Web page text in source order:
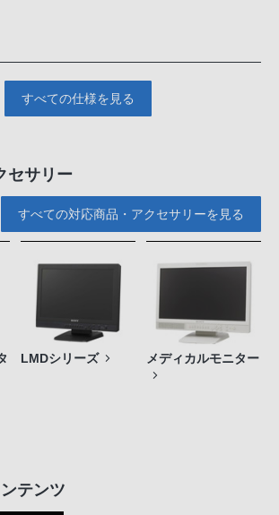
すべての仕様を見る
セサリー
すべての対応商品・アクセサリーを見る
LMDシリーズ メディカルモニター
テンツ